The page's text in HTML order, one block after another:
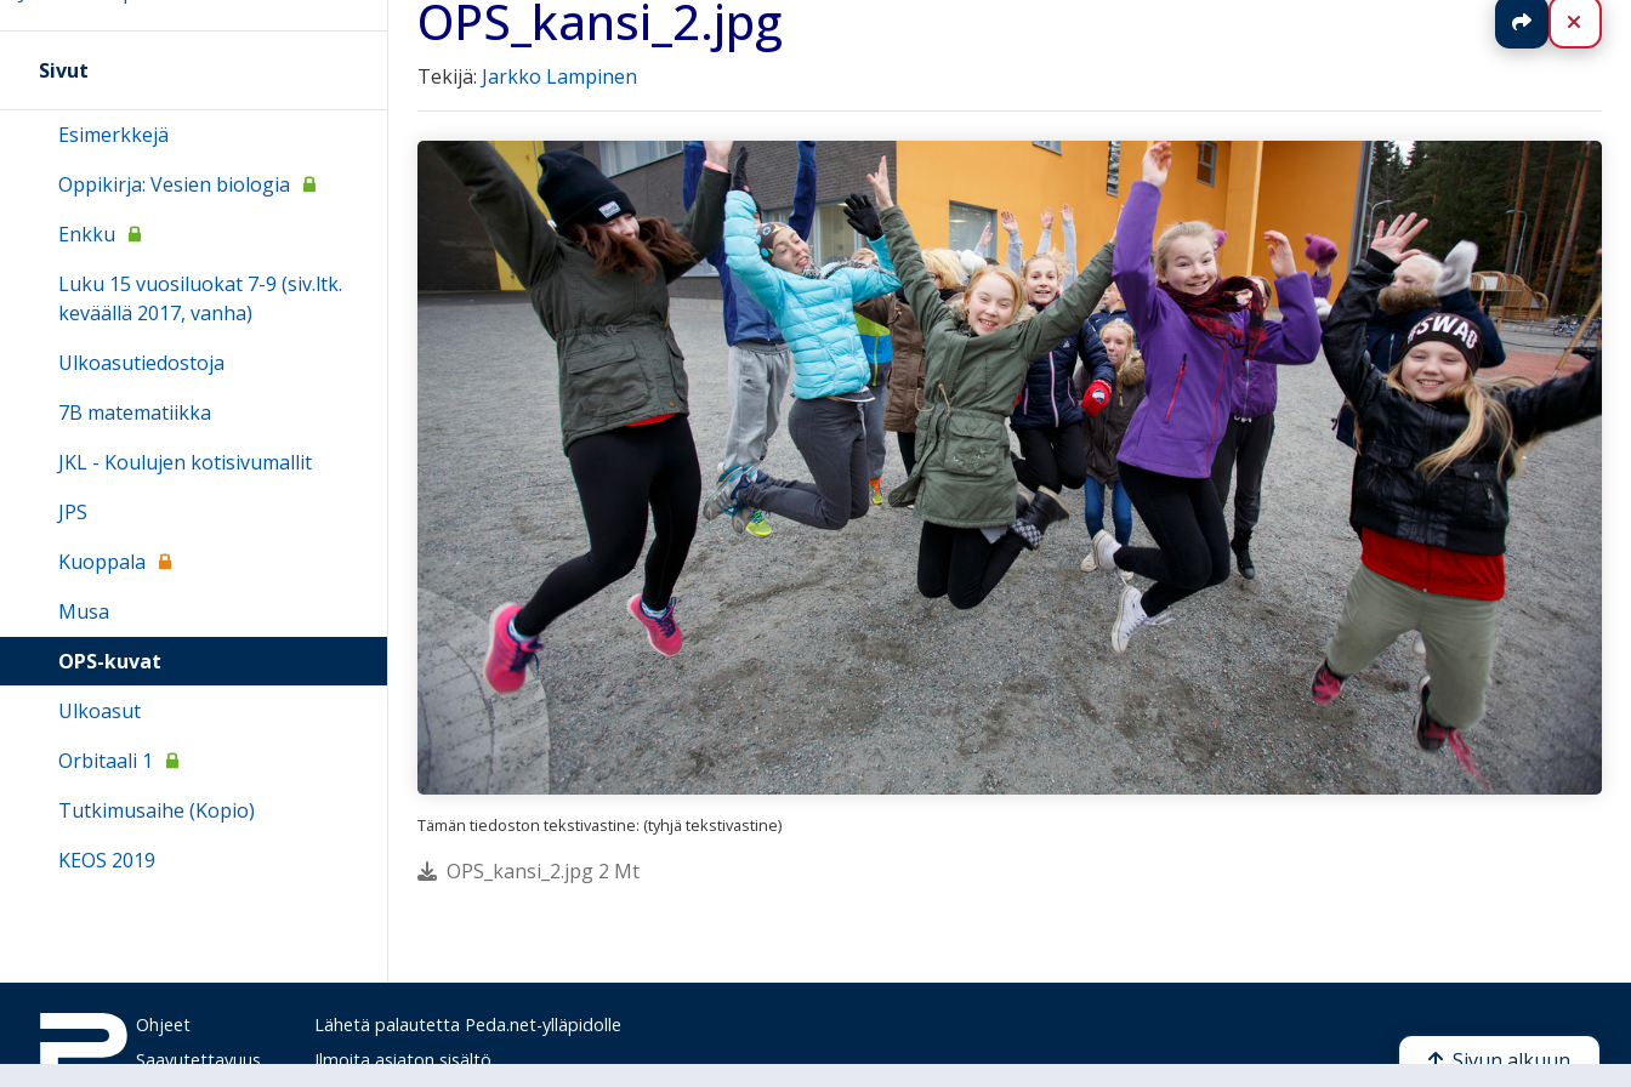
OPS_kansi_2.jpg Jaa
Tekijä: Jarkko Lampinen
Tämän tiedoston tekstivastine: (tyhjä tekstivastine)
OPS_kansi_2.jpg 2 Mt
Sivut
Esimerkkejä
Oppikirja: Vesien biologia
Enkku
Luku 15 vuosiluokat 7-9 (siv.ltk.
keväällä 2017, vanha)
Ulkoasutiedostoja
7B matematiikka
JKL - Koulujen kotisivumallit
JPS
Kuoppala
Musa
OPS-kuvat
Ulkoasut
Orbitaali 1
Tutkimusaihe (Kopio)
KEOS 2019
Ohjeet
Saavutettavuus
Lähetä palautetta Peda.net-ylläpidolle
Ilmoita asiaton sisältö
Sivun alkuun